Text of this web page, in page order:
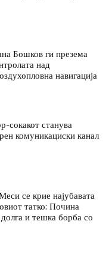
Бошков ги презема
над
навигација
сокакот станува
комуникациски канал
се крие најубавата
татко: Почина
и тешка борба со